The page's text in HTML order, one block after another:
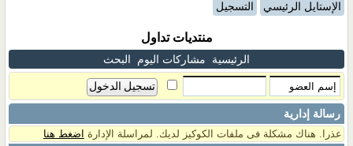
الإستايل الرئيسي التسجيل
منتديات تداول
الرئيسية مشاركات اليوم البحث
رسالة إدارية
عذرا. هناك مشكلة فى ملفات الكوكيز لديك. لمراسلة الإدارة اضغط هنا